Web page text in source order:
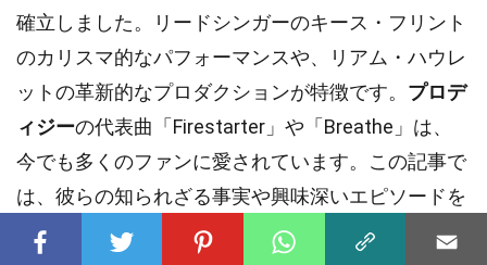
確立しました。リードシンガーのキース・フリント
のカリスマ的なパフォーマンスや、リアム・ハウレ
ットの革新的なプロダクションが特徴です。 プロデ
ィジーの代表曲「Firestarter」や「Breathe」は、
今でも多くのファンに愛されています。この記事で
は、彼らの知られざる事実や興味深いエピソードを
紹介します。 プロディジー
の魅力を再発見し、彼ら